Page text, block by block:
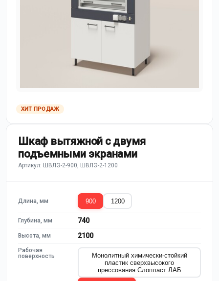
ХИТ ПРОДАЖ
Шкаф вытяжной с двумя
подъемными экранами
Артикул: ШВЛЭ-2-900, ШВЛЭ-2-1200
Длина, мм 900 1200
Глубина, мм 740
Высота, мм 2100
Рабочая
поверхность
Монолитный химически-стойкий
пластик сверхвысокого
прессования Слопласт ЛАБ